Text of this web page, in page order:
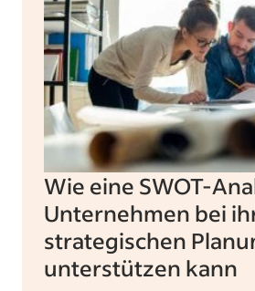
Wie eine SWOT-
Unternehmen bei
strategischen
unterstützen kann